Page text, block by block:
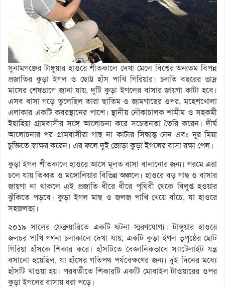
সুনামগঞ্জের টাঙ্গুয়ার হাওরে শীতকালে দেখা মেলে বিশ্বের অন্যতম বিপন্ন
প্রজাতির কুড়া ইগল ও ছোট্ট হাঁস পাখি গিরিয়ার। চলতি বছরের ভাদ্র
মাসের শেষভাগে জানা যায়, দুটি কুড়া ইগলের বাসার জায়গা কাটা হবে।
এসব বাসা গড়ে তুলেছিল তারা ছাতিম ও জামগাছের ওপর, মহেশখোলা
এলাকার একটি কবরস্থানের পাশে। স্থানীয় নৌকাচালক শামীম ও সহকর্মী
ইয়াহিয়া গ্রামবাসীর সঙ্গে আলোচনা করে সচেতনতা তৈরি করেন। দীর্ঘ
আলোচনার পর গ্রামবাসীরা গাছ না কাটার সিদ্ধান্ত নেন এবং নূর মিয়া
চুক্তিতে স্বাক্ষর করেন। এর ফলে দুই জোড়া কুড়া ইগলের বাসা রক্ষা পেল।
কুড়া ইগল শীতকালে হাওরে আসে মূলত বাসা বানানোর জন্য। গরমে এরা
চলে যায় তিব্বত ও মঙ্গোলিয়ার বিভিন্ন অঞ্চলে। হাওরে বড় গাছ ও বাসার
জায়গা না থাকলে এই প্রজাতি ধীরে ধীরে পৃথিবী থেকে বিলুপ্ত হওয়ার
ঝুঁকিতে পড়বে। কুড়া ইগল মাছ ও জলজ পাখি খেয়ে বাঁচে, যা হাওরে
সহজলভ্য।
২০১৯ সালের ফেব্রুয়ারিতে একটি ঘটনা স্মরণযোগ্য। টাঙ্গুয়ার হাওরে
জলচর পাখি গণনা চলাকালে দেখা যায়, একটি কুড়া ইগল ভূপৃষ্ঠের ছোট
গিরিয়া হাঁসকে শিকার করে। হাঁসটিতে বৈজ্ঞানিকভাবে স্যাটেলাইট যন্ত্র
বসানো হয়েছিল, যা হাঁসের গতিপথ পর্যবেক্ষণের জন্য। দুই দিনের মধ্যে
হাঁসটি খাওয়া হয়। পরবর্তীতে শিকারটি একটি মোবাইল টাওয়ারের ওপর
কুড়া ইগলের বাসায় ধরা পড়ে।